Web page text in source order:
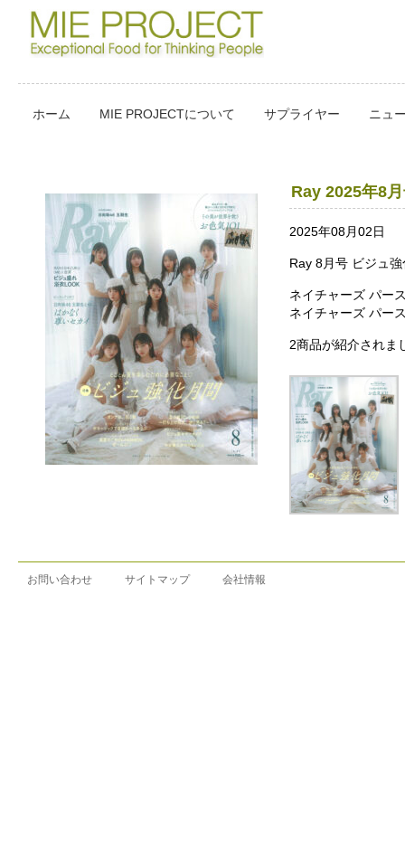
ホーム MIE PROJECTについて サプライヤー ニュ
Ray 2025年8
2025年08月02日
Ray 8月号 ビジュ
ネイチャーズ パー
ネイチャーズ パー
2商品が紹介されま
お問い合わせ サイトマップ 会社情報